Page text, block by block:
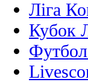
Ліга
Кубок